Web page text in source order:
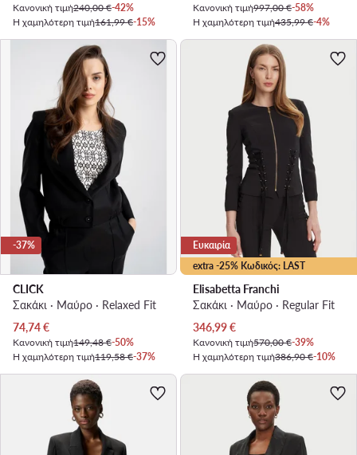
Κανονική τιμή240,00 €-42%
Η χαμηλότερη τιμή161,99 €-15%
Κανονική τιμή997,00 €-58%
Η χαμηλότερη τιμή435,99 €-4%
-37%
CLICK
Σακάκι · Μαύρο · Relaxed Fit
Τρέχουσα τιμή
74,74€
Κανονική τιμή149,48 €-50%
Η χαμηλότερη τιμή119,58 €-37%
extra -25% Κωδικός: LAST
Ευκαιρία
Elisabetta Franchi
Σακάκι · Μαύρο · Regular Fit
Τρέχουσα τιμή
346,99€
Κανονική τιμή570,00 €-39%
Η χαμηλότερη τιμή386,90 €-10%